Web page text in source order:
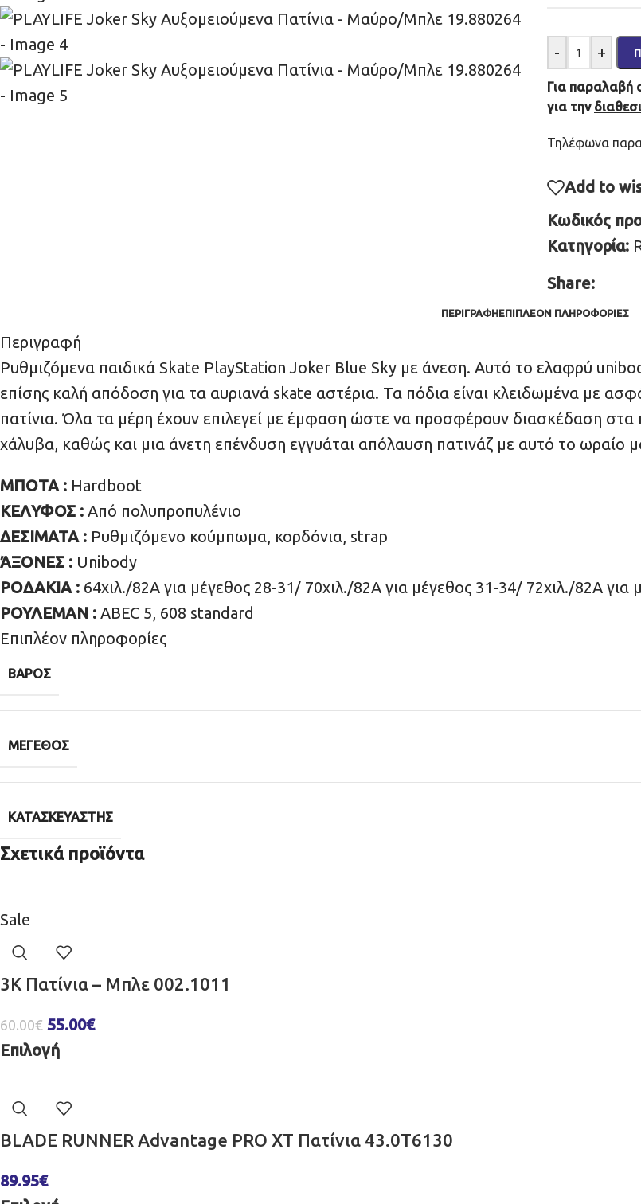
- +
Για παραλαβή
για την
Τηλέφωνα
Add to
Κωδικός
Κατηγορία:
Share:
ΠΕΡΙΓΡΑΦΉΕΠΙΠΛΈΟΝ ΠΛΗΡΟΦΟΡΊΕΣ
Περιγραφή
Ρυθμιζόμενα παιδικά Skate PlayStation Joker Blue Sky με άνεση. Αυτό το ελαφρύ
επίσης καλή απόδοση για τα αυριανά skate αστέρια. Τα πόδια είναι κλειδωμένα με
πατίνια. Όλα τα μέρη έχουν επιλεγεί με έμφαση ώστε να προσφέρουν διασκέδαση
χάλυβα, καθώς και μια άνετη επένδυση εγγυάται απόλαυση πατινάζ με αυτό το ωραίο
ΜΠΟΤΑ : Ηardboot
ΚΕΛΥΦΟΣ : Από πολυπροπυλένιο
ΔΕΣΙΜΑΤΑ : Ρυθμιζόμενο κούμπωμα, κορδόνια, strap
ΆΞΟΝΕΣ : Unibody
ΡΟΔΑΚΙΑ : 64χιλ./82Α για μέγεθος 28-31/ 70χιλ./82Α για μέγεθος 31-34/ 72χιλ./82Α για
ΡΟΥΛΕΜΑΝ : ABEC 5, 608 standard
Επιπλέον πληροφορίες
ΒΆΡΟΣ
ΜΈΓΕΘΟΣ
ΚΑΤΑΣΚΕΥΑΣΤΉΣ
Σχετικά προϊόντα
Sale
3K Πατίνια – Μπλε 002.1011
60.00€ 55.00€
Επιλογή
BLADE RUNNER Advantage PRO XT Πατίνια 43.0T6130
89.95€